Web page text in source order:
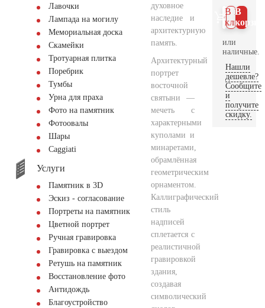
Лавочки
Лампада на могилу
Мемориальная доска
Скамейки
Тротуарная плитка
Поребрик
Тумбы
Урна для праха
Фото на памятник
Фотоовалы
Шары
Сaggiati
Услуги
Памятник в 3D
Эскиз - согласование
Портреты на памятник
Цветной портрет
Ручная гравировка
Гравировка с выездом
Ретушь на памятник
Восстановление фото
Антидождь
Благоустройство
духовное
наследие и
архитектурную
память.
Архитектурный
портрет
восточной
святыни —
мечеть с
характерными
куполами и
минаретами,
обрамлённая
геометрическим
орнаментом.
Каллиграфический
стиль
надписей
сплетается с
реалистичной
гравировкой
здания,
создавая
символический
В
В 1
клик
или
наличные.
Нашли
дешевле?
Сообщите
и
получите
скидку.